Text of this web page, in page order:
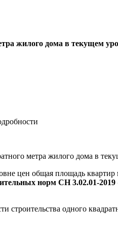
жилого дома в текущем
метра жилого дома в
цен общая площадь
норм СН 3.02.01-
строительства одного